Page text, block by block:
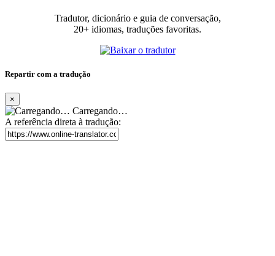
Tradutor, dicionário e guia de conversação,
20+ idiomas, traduções favoritas.
Repartir com a tradução
×
Carregando…
A referência direta à tradução: